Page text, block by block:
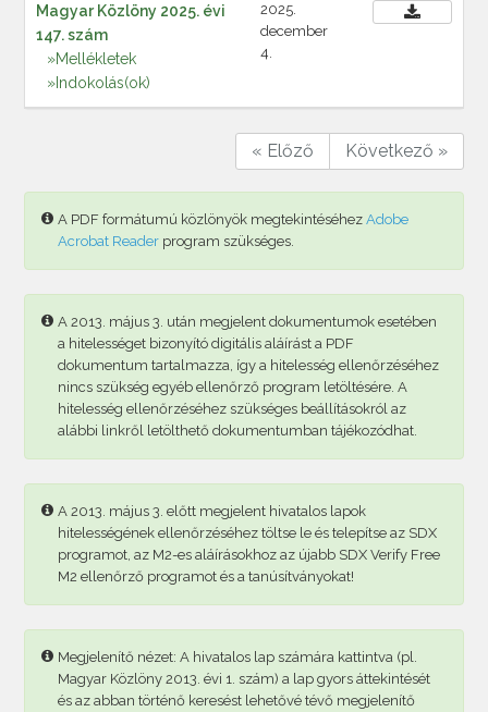
Magyar Közlöny 2025. évi
147. szám
»Mellékletek
»Indokolás(ok)
2025.
december
4.
« Előző Következő »
A PDF formátumú közlönyök megtekintéséhezAdobe
Acrobat Reader program szükséges.
A 2013. május 3. után megjelent dokumentumok esetében
a hitelességet bizonyító digitális aláírást a PDF
dokumentum tartalmazza, így a hitelesség ellenőrzéséhez
nincs szükség egyéb ellenőrző program letöltésére. A
hitelesség ellenőrzéséhez szükséges beállításokról az
alábbi linkről letölthető dokumentumban tájékozódhat.
A 2013. május 3. előtt megjelent hivatalos lapok
hitelességének ellenőrzéséhez töltse le és telepítse az SDX
programot, az M2-es aláírásokhoz az újabb SDX Verify Free
M2 ellenőrző programot és a tanúsítványokat!
Megjelenítő nézet: A hivatalos lap számára kattintva (pl.
Magyar Közlöny 2013. évi 1. szám) a lap gyors áttekintését
és az abban történő keresést lehetővé tévő megjelenítő